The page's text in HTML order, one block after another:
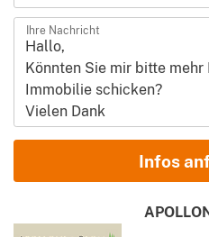
Ihre Nachricht
Vorname und Nachname
Infos